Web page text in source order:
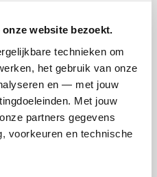
website bezoekt.
technieken om
het gebruik van onze
en — met jouw
Met jouw
partners gegevens
voorkeuren en technische
de transactiekosten
nu